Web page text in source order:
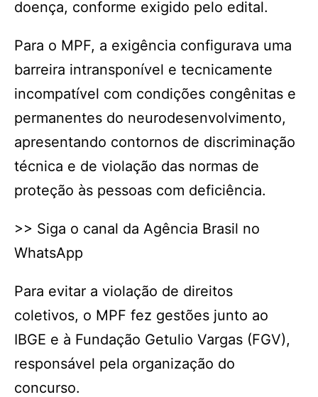
doença, conforme exigido pelo edital.
Para o MPF, a exigência configurava uma
barreira intransponível e tecnicamente
incompatível com condições congênitas e
permanentes do neurodesenvolvimento,
apresentando contornos de discriminação
técnica e de violação das normas de
proteção às pessoas com deficiência.
>> Siga o canal da Agência Brasil no
WhatsApp
Para evitar a violação de direitos
coletivos, o MPF fez gestões junto ao
IBGE e à Fundação Getulio Vargas (FGV),
responsável pela organização do
concurso.